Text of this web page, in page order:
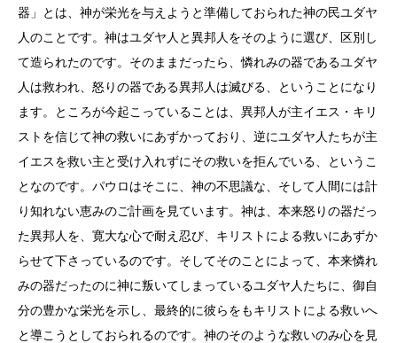
器」とは、神が栄光を与えようと準備しておられた神の民ユダヤ
人のことです。神はユダヤ人と異邦人をそのように選び、区別し
て造られたのです。そのままだったら、憐れみの器であるユダヤ
人は救われ、怒りの器である異邦人は滅びる、ということになり
ます。ところが今起こっていることは、異邦人が主イエス・キリ
ストを信じて神の救いにあずかっており、逆にユダヤ人たちが主
イエスを救い主と受け入れずにその救いを拒んでいる、というこ
となのです。パウロはそこに、神の不思議な、そして人間には計
り知れない恵みのご計画を見ています。神は、本来怒りの器だっ
た異邦人を、寛大な心で耐え忍び、キリストによる救いにあずか
らせて下さっているのです。そしてそのことによって、本来憐れ
みの器だったのに神に叛いてしまっているユダヤ人たちに、御自
分の豊かな栄光を示し、最終的に彼らをもキリストによる救いへ
と導こうとしておられるのです。神のそのような救いのみ心を見